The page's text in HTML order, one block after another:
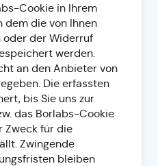
Cookie in Ihrem
dem die von Ihnen
oder der Widerruf
werden.
an den Anbieter von
Die erfassten
bis Sie uns zur
das Borlabs-Cookie
Zweck für die
Zwingende
bleiben